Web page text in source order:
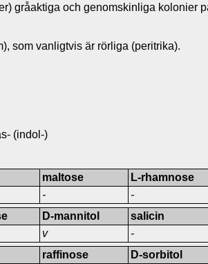
gråaktiga och genomskinliga kolonier
som vanligtvis är rörliga (peritrika).
(indol-)
maltose
-
L-rhamnose
-
D-mannitol
v
salicin
-
raffinose
D-sorbitol